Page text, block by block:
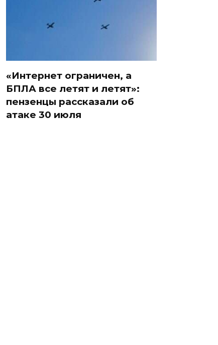
«Интернет ограничен, а
БПЛА все летят и летят»:
пензенцы рассказали об
атаке 30 июля